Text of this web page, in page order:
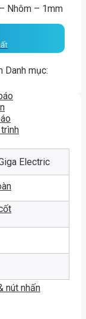
nút nhấn
Nhôm – 1mm
Danh mục:
Electric